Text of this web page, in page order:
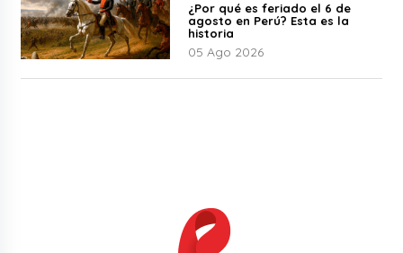
¿Por qué es feriado el 6 de
agosto en Perú? Esta es la
historia
05 Ago 2026